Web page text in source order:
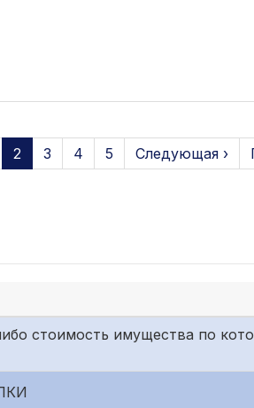
2 3 4 5 Следующая ›
стоимость имущества по